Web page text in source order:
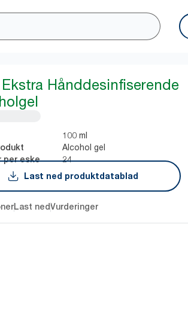
Hånddesinfiserende
100 ml
Alcohol gel
per eske
24
Last ned produktdatablad
Last nedVurderinger